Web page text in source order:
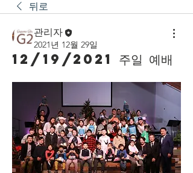
뒤로
관리자
2021년 12월 29일
12/19/2021 주일 예배